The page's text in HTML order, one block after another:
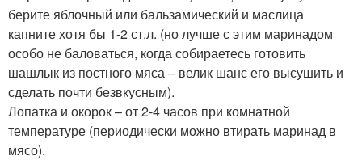
берите яблочный или бальзамический и маслица
капните хотя бы 1-2 ст.л. (но лучше с этим маринадом
особо не баловаться, когда собираетесь готовить
шашлык из постного мяса – велик шанс его высушить и
сделать почти безвкусным).
Лопатка и окорок – от 2-4 часов при комнатной
температуре (периодически можно втирать маринад в
мясо).